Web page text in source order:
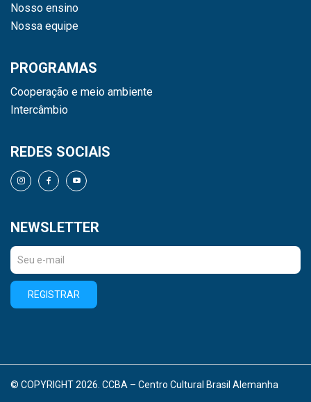
Nosso ensino
Nossa equipe
PROGRAMAS
Cooperação e meio ambiente
Intercâmbio
REDES SOCIAIS
NEWSLETTER
REGISTRAR
© COPYRIGHT 2026. CCBA – Centro Cultural Brasil Alemanha